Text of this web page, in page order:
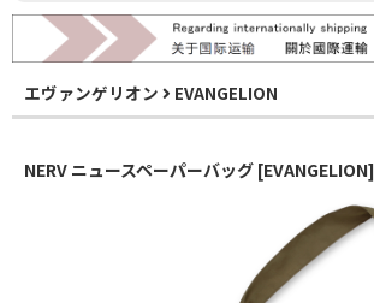
エヴァンゲリオン EVANGELION
NERV ニュースペーパーバッグ [EVANGELION]